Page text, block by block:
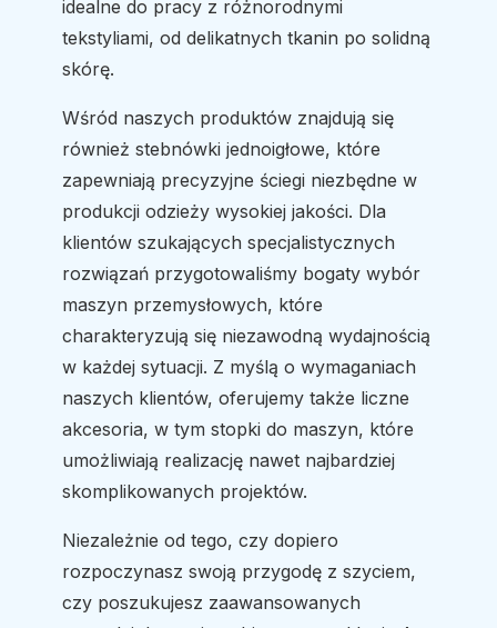
idealne do pracy z różnorodnymi
tekstyliami, od delikatnych tkanin po solidną
skórę.
Wśród naszych produktów znajdują się
również stebnówki jednoigłowe, które
zapewniają precyzyjne ściegi niezbędne w
produkcji odzieży wysokiej jakości. Dla
klientów szukających specjalistycznych
rozwiązań przygotowaliśmy bogaty wybór
maszyn przemysłowych, które
charakteryzują się niezawodną wydajnością
w każdej sytuacji. Z myślą o wymaganiach
naszych klientów, oferujemy także liczne
akcesoria, w tym stopki do maszyn, które
umożliwiają realizację nawet najbardziej
skomplikowanych projektów.
Niezależnie od tego, czy dopiero
rozpoczynasz swoją przygodę z szyciem,
czy poszukujesz zaawansowanych